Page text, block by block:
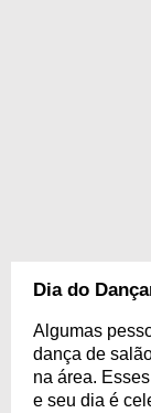
Dia do
Algumas
dança de
na área.
e seu dia é